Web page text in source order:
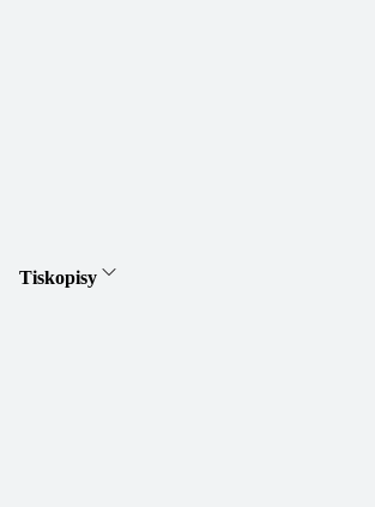
Tiskopisy